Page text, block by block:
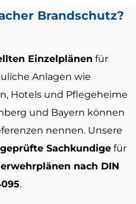
Brandschutz?​​​
Einzelplänen für
Anlagen wie
Hotels und Pflegeheime
und Bayern können
nennen. Unsere
geprüfte Sachkundige für
nach DIN
.